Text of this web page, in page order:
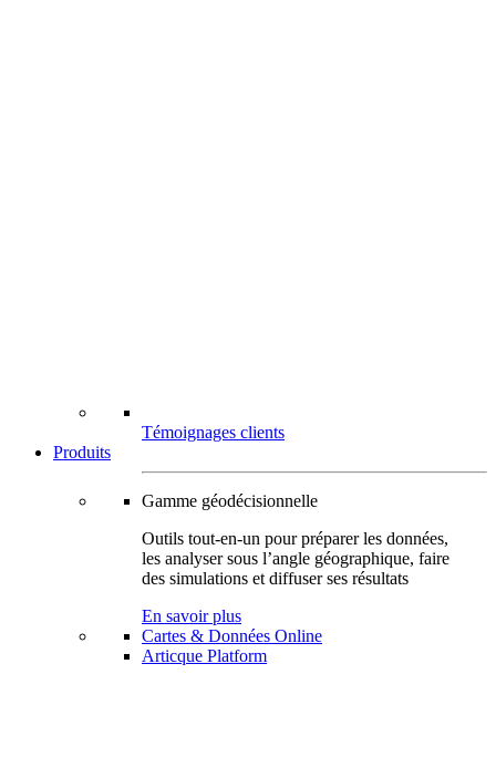
Témoignages clients
Produits
Gamme géodécisionnelle
Outils tout-en-un pour préparer les données,
les analyser sous l’angle géographique, faire
des simulations et diffuser ses résultats
En savoir plus
Cartes & Données Online
Articque Platform